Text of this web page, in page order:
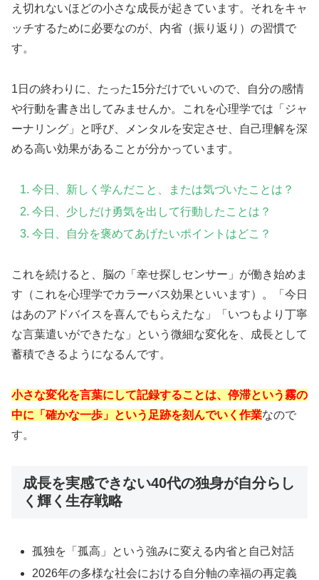
え切れないほどの小さな成長が起きています。それをキャ
ッチするために必要なのが、内省（振り返り）の習慣で
す。
1日の終わりに、たった15分だけでいいので、自分の感情
や行動を書き出してみませんか。これを心理学では「ジャ
ーナリング」と呼び、メンタルを安定させ、自己理解を深
める高い効果があることが分かっています。
今日、新しく学んだこと、または気づいたことは？
今日、少しだけ勇気を出して行動したことは？
今日、自分を褒めてあげたいポイントはどこ？
これを続けると、脳の「幸せ探しセンサー」が働き始めま
す（これを心理学でカラーバス効果といいます）。「今日
はあのアドバイスを喜んでもらえたな」「いつもより丁寧
な言葉遣いができたな」という微細な変化を、成長として
蓄積できるようになるんです。
小さな変化を言葉にして記録することは、停滞という霧の
中に「確かな一歩」という足跡を刻んでいく作業なので
す。
成長を実感できない40代の独身が自分らし
く輝く生存戦略
孤独を「孤高」という強みに変える内省と自己対話
2026年の多様な社会における自分軸の幸福の再定義